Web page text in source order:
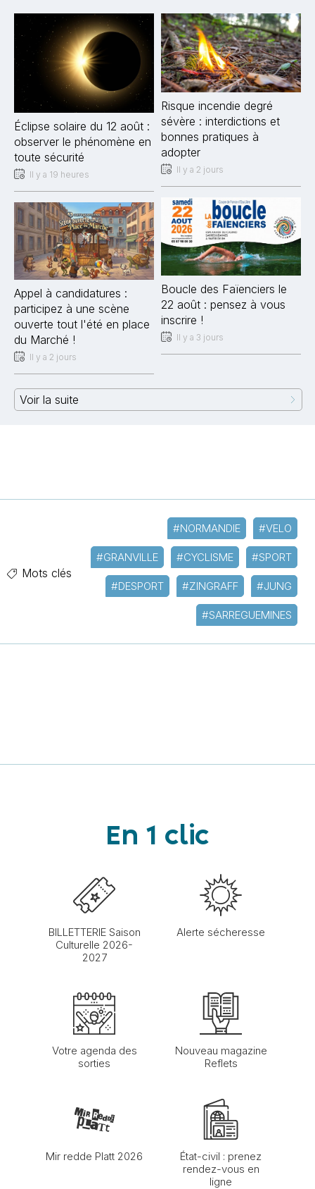
Éclipse solaire du 12 août :
observer le phénomène en
toute sécurité
Il y a 19 heures
Appel à candidatures :
participez à une scène
ouverte tout l'été en place
du Marché !
Il y a 2 jours
Risque incendie degré
sévère : interdictions et
bonnes pratiques à
adopter
Il y a 2 jours
Boucle des Faïenciers le
22 août : pensez à vous
inscrire !
Il y a 3 jours
Voir la suite
Mots clés
#NORMANDIE #VELO
#GRANVILLE #CYCLISME #SPORT
#DESPORT #ZINGRAFF #JUNG
#SARREGUEMINES
En 1 clic
BILLETTERIE Saison
Culturelle 2026-
2027
Alerte sécheresse
Votre agenda des
sorties
Nouveau magazine
Reflets
Mir redde Platt 2026
État-civil : prenez
rendez-vous en
ligne